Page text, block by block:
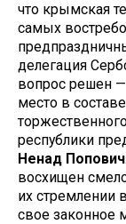
что крымская
самых
делегация
вопрос решен —
место в
республи­ки
Ненад Попович
восхищен
их стремлении
свое законное